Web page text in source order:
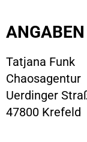
ANGABEN
Tatjana Funk
Chaosagentur
Uerdinger
47800 Krefeld